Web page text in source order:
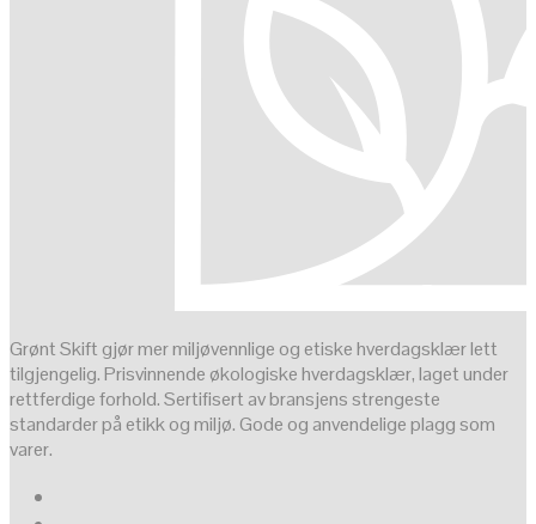
Grønt Skift gjør mer miljøvennlige og etiske hverdagsklær lett
tilgjengelig. Prisvinnende økologiske hverdagsklær, laget under
rettferdige forhold. Sertifisert av bransjens strengeste
standarder på etikk og miljø. Gode og anvendelige plagg som
varer.